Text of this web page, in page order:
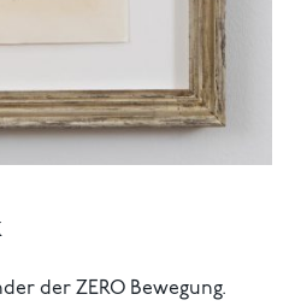
der ZERO Bewegung.